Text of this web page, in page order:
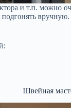
и т.п. можно
вручную.
Швейная